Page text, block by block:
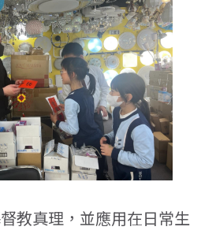
教真理，並應用在日常生